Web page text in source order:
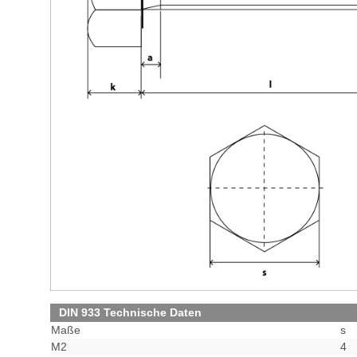
DIN 933 Technische Daten
Maße
s
M2 4